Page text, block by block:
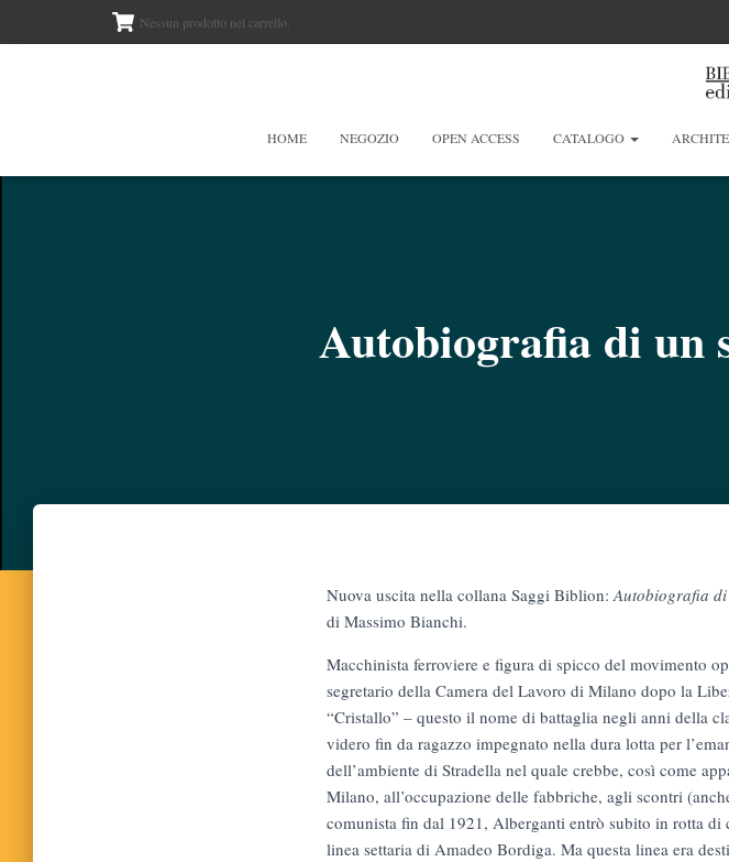
Nessun prodotto nel carrello.
HOME NEGOZIO OPEN ACCESS CATALOGO
Autobiografia di un
Nuova uscita nella collana Saggi Biblion:Autobiografia
di Massimo Bianchi.
Macchinista ferroviere e figura di spicco del movimento
segretario della Camera del Lavoro di Milano dopo la
“Cristallo” – questo il nome di battaglia negli anni della
videro fin da ragazzo impegnato nella dura lotta per
dell’ambiente di Stradella nel quale crebbe, così come
Milano, all’occupazione delle fabbriche, agli scontri
comunista fin dal 1921, Alberganti entrò subito in rotta
linea settaria di Amadeo Bordiga. Ma questa linea era